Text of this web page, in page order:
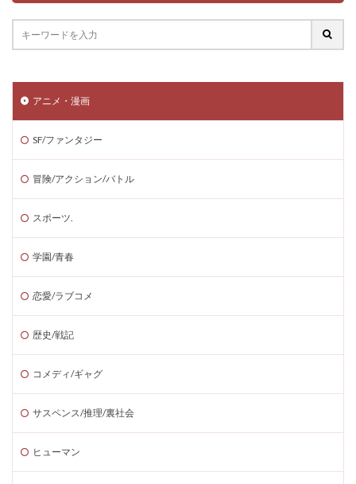
アニメ・漫画
SF/ファンタジー
冒険/アクション/バトル
スポーツ.
学園/青春
恋愛/ラブコメ
歴史/戦記
コメディ/ギャグ
サスペンス/推理/裏社会
ヒューマン